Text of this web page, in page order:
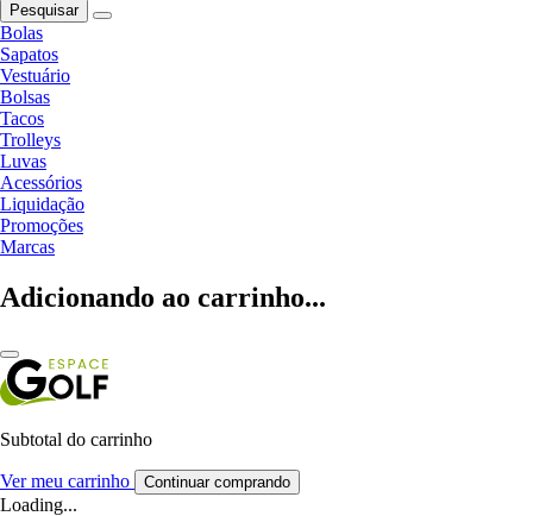
Pesquisar
Bolas
Sapatos
Vestuário
Bolsas
Tacos
Trolleys
Luvas
Acessórios
Liquidação
Promoções
Marcas
Adicionando ao carrinho...
Subtotal do carrinho
Ver meu carrinho Continuar comprando
Loading...